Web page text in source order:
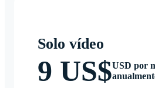
Solo vídeo
9 US$USD por